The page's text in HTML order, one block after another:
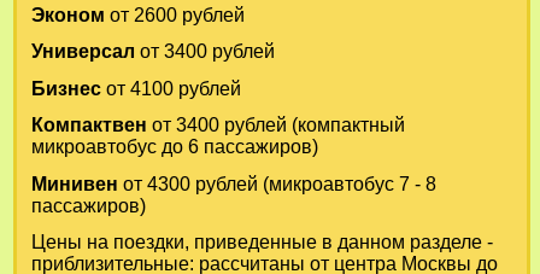
Эконом от 2600 рублей
Универсал от 3400 рублей
Бизнесот 4100 рублей
Компактвен от 3400 рублей (компактный
микроавтобус до 6 пассажиров)
Минивен от 4300 рублей (микроавтобус 7 - 8
пассажиров)
Цены на поездки, приведенные в данном разделе -
приблизительные: рассчитаны от центра Москвы до